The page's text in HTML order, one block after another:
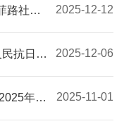
路社区
2025-12-12
抗日战
2025-12-06
年度
2025-11-01